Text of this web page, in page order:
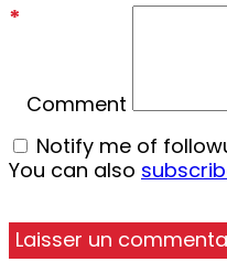
Comment
*
Notify me of
You can also